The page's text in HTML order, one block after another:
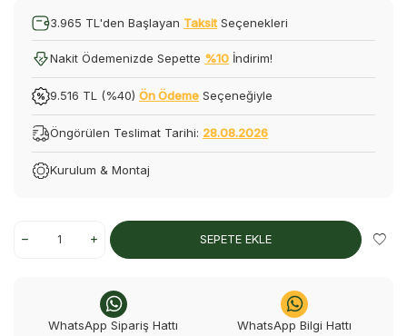
3.965 TL'den Başlayan Taksit Seçenekleri
Nakit Ödemenizde Sepette %10 İndirim!
9.516 TL (%40) Ön Ödeme Seçeneğiyle
Öngörülen Teslimat Tarihi: 28.08.2026
Kurulum & Montaj
SEPETE EKLE
WhatsApp Sipariş Hattı WhatsApp Bilgi Hattı